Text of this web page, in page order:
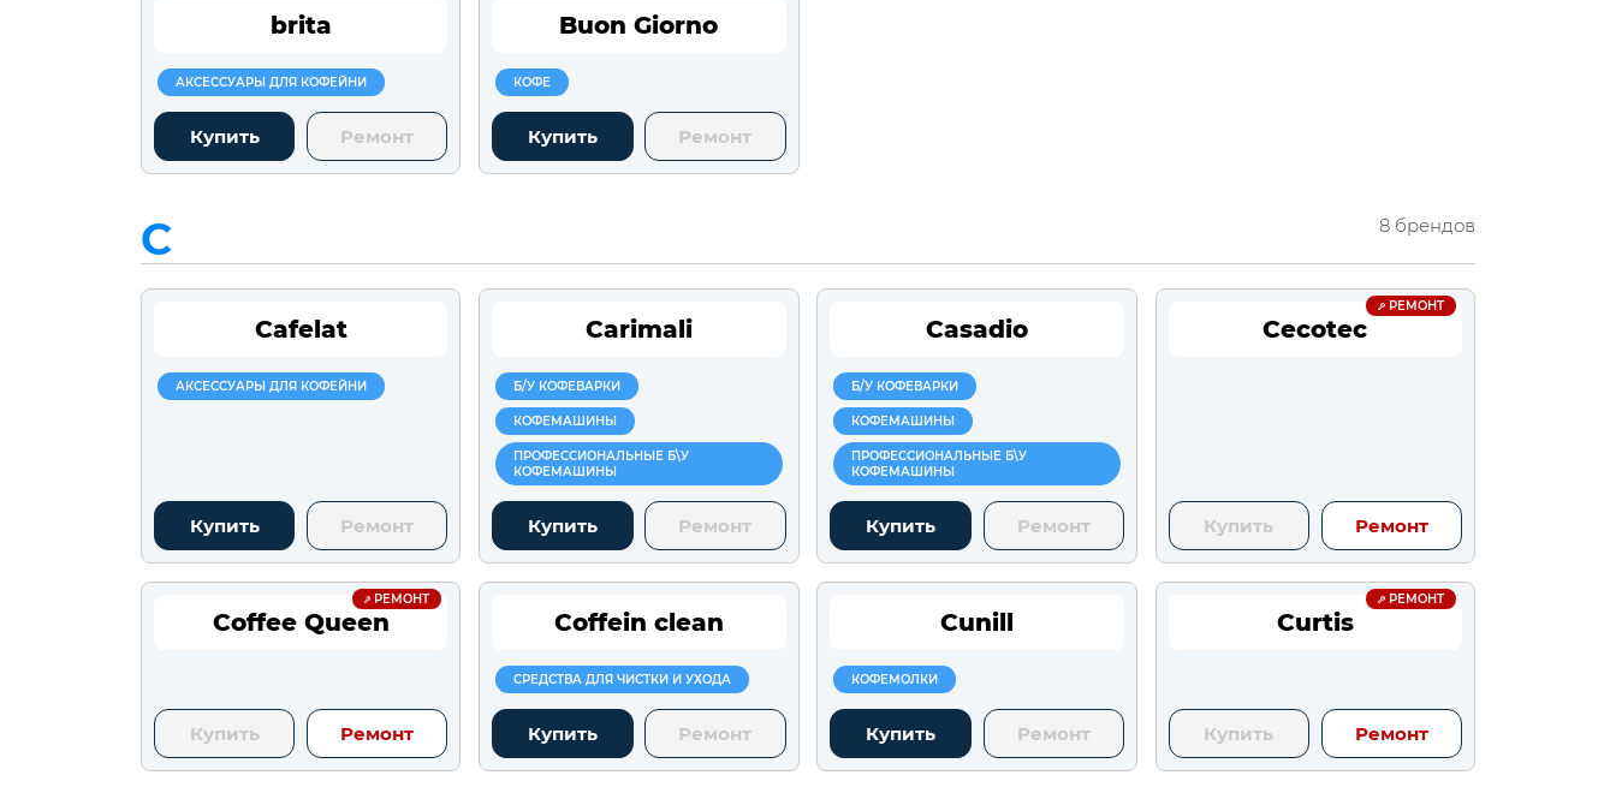
brita
АКСЕССУАРЫ ДЛЯ КОФЕЙНИ
Купить Ремонт
Buon Giorno
КОФЕ
Купить Ремонт
C 8 брендов
Cafelat
АКСЕССУАРЫ ДЛЯ КОФЕЙНИ
Купить Ремонт
Carimali
Б/У КОФЕВАРКИ
КОФЕМАШИНЫ
ПРОФЕССИОНАЛЬНЫЕ Б\У
КОФЕМАШИНЫ
Купить Ремонт
Casadio
Б/У КОФЕВАРКИ
КОФЕМАШИНЫ
ПРОФЕССИОНАЛЬНЫЕ Б\У
КОФЕМАШИНЫ
Купить Ремонт
Cecotec
РЕМОНТ
Купить Ремонт
Coffee Queen
РЕМОНТ
Купить Ремонт
Coffein clean
СРЕДСТВА ДЛЯ ЧИСТКИ И УХОДА
Купить Ремонт
Cunill
КОФЕМОЛКИ
Купить Ремонт
Curtis
РЕМОНТ
Купить Ремонт